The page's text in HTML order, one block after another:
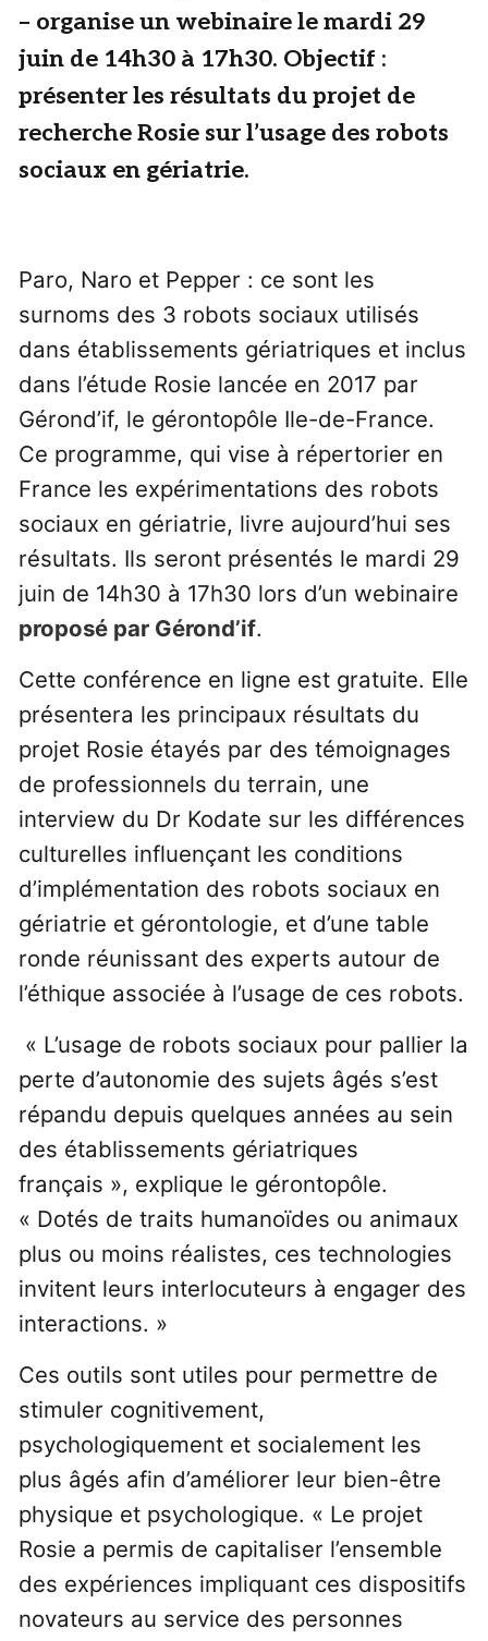
– organise un webinaire le mardi 29
juin de 14h30 à 17h30. Objectif :
présenter les résultats du projet de
recherche Rosie sur l’usage des robots
sociaux en gériatrie.
Paro, Naro et Pepper : ce sont les
surnoms des 3 robots sociaux utilisés
dans établissements gériatriques et inclus
dans l’étude Rosie lancée en 2017 par
Gérond’if, le gérontopôle Ile-de-France.
Ce programme, qui vise à répertorier en
France les expérimentations des robots
sociaux en gériatrie, livre aujourd’hui ses
résultats. Ils seront présentés le mardi 29
juin de 14h30 à 17h30 lors d’un webinaire
proposé par Gérond’if.
Cette conférence en ligne est gratuite. Elle
présentera les principaux résultats du
projet Rosie étayés par des témoignages
de professionnels du terrain, une
interview du Dr Kodate sur les différences
culturelles influençant les conditions
d’implémentation des robots sociaux en
gériatrie et gérontologie, et d’une table
ronde réunissant des experts autour de
l’éthique associée à l’usage de ces robots.
« L’usage de robots sociaux pour pallier la
perte d’autonomie des sujets âgés s’est
répandu depuis quelques années au sein
des établissements gériatriques
français », explique le gérontopôle.
« Dotés de traits humanoïdes ou animaux
plus ou moins réalistes, ces technologies
invitent leurs interlocuteurs à engager des
interactions. »
Ces outils sont utiles pour permettre de
stimuler cognitivement,
psychologiquement et socialement les
plus âgés afin d’améliorer leur bien-être
physique et psychologique. « Le projet
Rosie a permis de capitaliser l’ensemble
des expériences impliquant ces dispositifs
novateurs au service des personnes